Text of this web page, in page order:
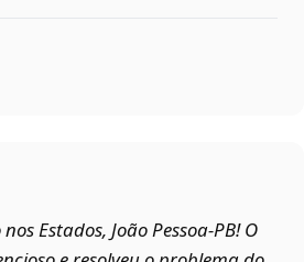
Estados, João Pessoa‑PB! O